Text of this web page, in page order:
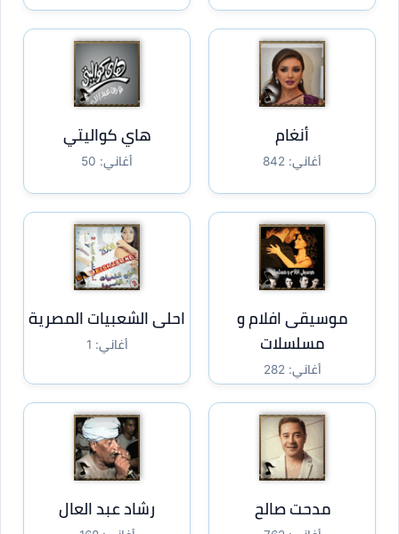
أنغام
أغاني: 842
هاي كواليتي
أغاني: 50
موسيقى افلام و
مسلسلات
أغاني: 282
احلى الشعبيات المصرية
أغاني: 1
مدحت صالح رشاد عبد العال